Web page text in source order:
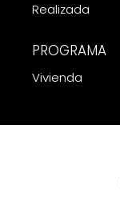
Realizada
PROGRAMA
Vivienda